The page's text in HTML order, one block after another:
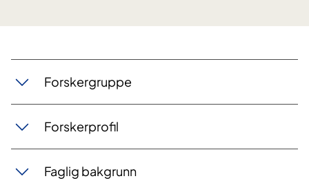
Forskergruppe
Forskerprofil
Faglig bakgrunn